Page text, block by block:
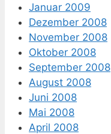
Januar 2009
Dezember 2008
November 2008
Oktober 2008
September 2008
August 2008
Juni 2008
Mai 2008
April 2008